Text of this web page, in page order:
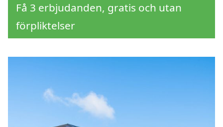
Få 3 erbjudanden, gratis och utan
förpliktelser